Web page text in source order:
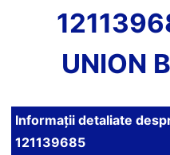
UNION
Informații detaliate
121139685